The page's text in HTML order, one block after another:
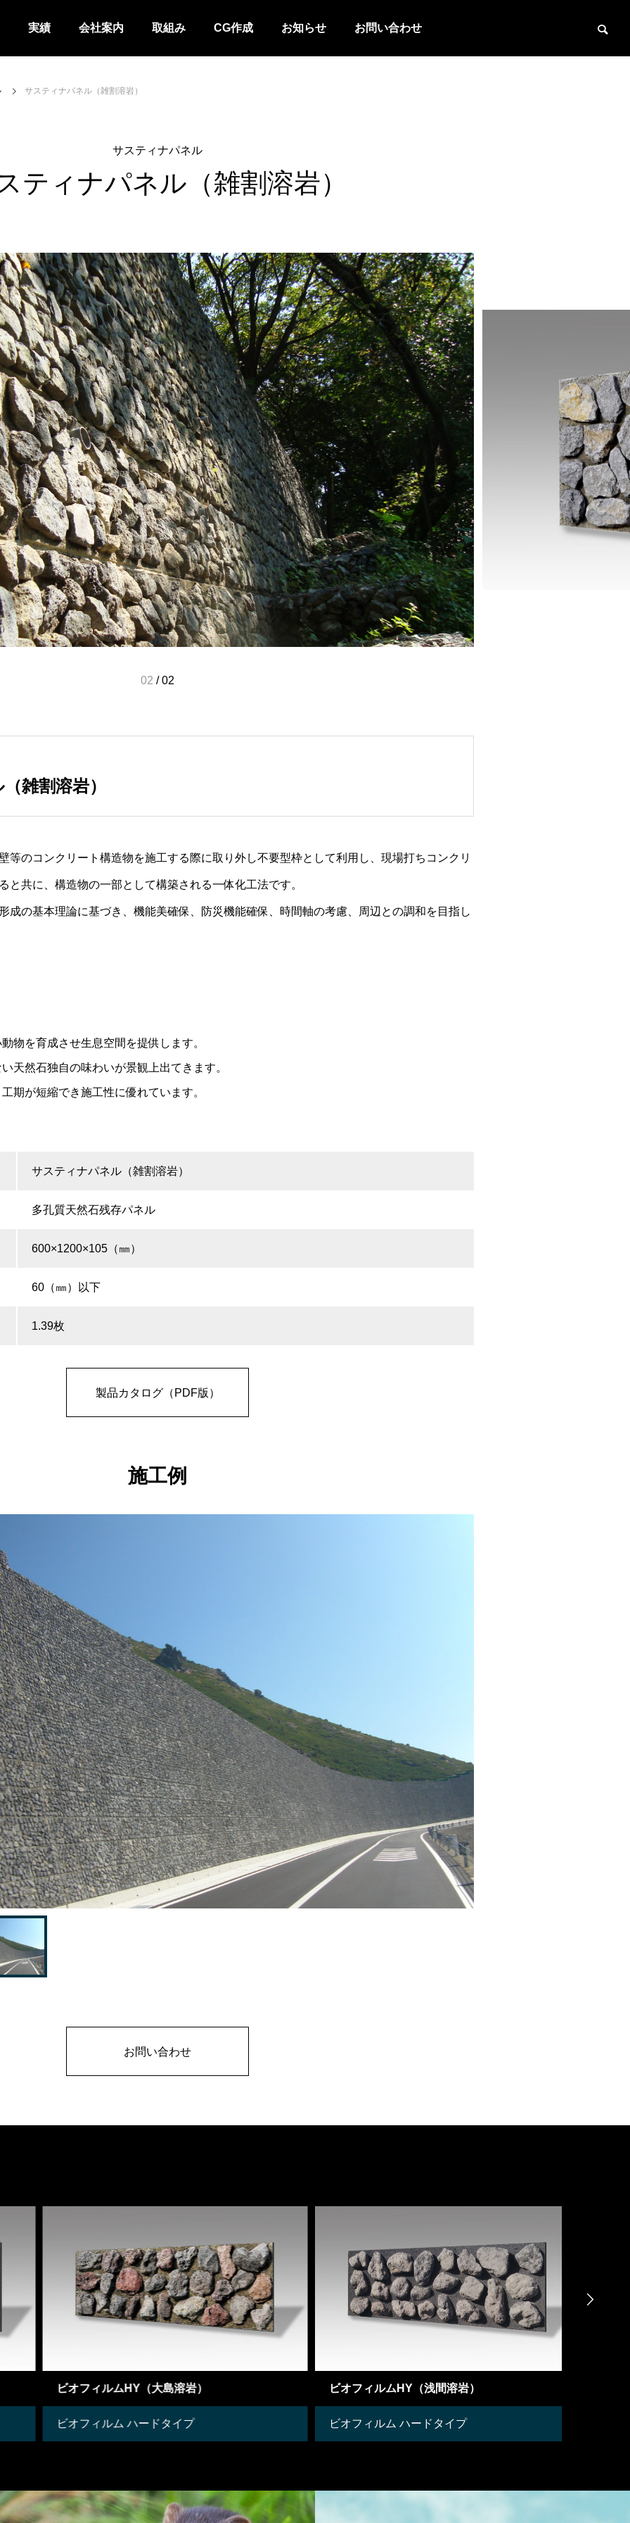
実績 会社案内 取組み CG作成 お知らせ お問い合わせ
サスティナパネル（雑割溶岩）
サスティナパネル
ティナパネル（雑割溶岩）
02 /02
雑割溶岩）
等のコンクリート構造物を施工する際に取り外し不要型枠として利用し、現場打ちコンクリ
と共に、構造物の一部として構築される一体化工法です。
成の基本理論に基づき、機能美確保、防災機能確保、時間軸の考慮、周辺との調和を目指し
物を育成させ生息空間を提供します。
天然石独自の味わいが景観上出てきます。
期が短縮でき施工性に優れています。
サスティナパネル（雑割溶岩）
多孔質天然石残存パネル
600×1200×105（㎜）
60（㎜）以下
1.39枚
製品カタログ（PDF版）
施工例
お問い合わせ
ビオフィルムHY（大島溶岩）
ビオフィルム ハードタイプ
ビオフィルムHY（浅間溶岩）
ビオフィルム ハードタイプ
